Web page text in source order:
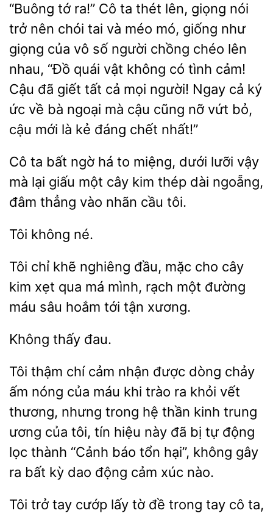
tớ ra!” Cô ta thét lên, giọng nói
trở nên chói tai và méo mó, giống như
giọng của vô số người chồng chéo lên
nhau, “Đồ quái vật không có tình cảm!
Cậu đã giết tất cả
người! Ngay cả ký
ức về bà ngoại mà cậu cũng nỡ vứt bỏ,
cậu mới là
đáng chết nhất!”
Cô ta bất ngờ há to miệng, dưới lưỡi vậy
mà
giấu một cây kim thép
ngoẵng,
đâm thẳng
nhãn cầu tôi.
Tôi chỉ khẽ nghiêng đầu, mặc cho cây
qua
mình, rạch một đường
máu sâu hoắm tới tận xương.
Tôi thậm
cảm nhận được dòng chảy
ấm nóng của máu khi trào ra khỏi vết
thương, nhưng trong hệ thần kinh trung
của tôi, tín hiệu này đã bị tự động
lọc thành “Cảnh báo tổn hại”, không gây
ra bất kỳ dao động cảm xúc
trở tay cướp lấy tờ đề
cô ta,